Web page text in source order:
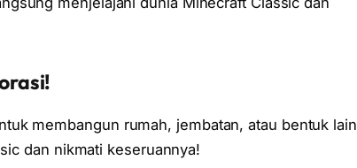
membangun rumah, jembatan, atau bentuk lain
dan nikmati keseruannya!